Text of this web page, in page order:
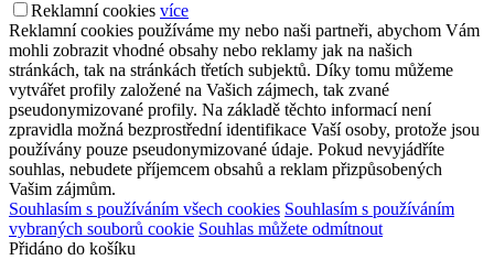
Reklamní cookies více
Reklamní cookies používáme my nebo naši partneři, abychom Vám
mohli zobrazit vhodné obsahy nebo reklamy jak na našich
stránkách, tak na stránkách třetích subjektů. Díky tomu můžeme
vytvářet profily založené na Vašich zájmech, tak zvané
pseudonymizované profily. Na základě těchto informací není
zpravidla možná bezprostřední identifikace Vaší osoby, protože jsou
používány pouze pseudonymizované údaje. Pokud nevyjádříte
souhlas, nebudete příjemcem obsahů a reklam přizpůsobených
Vašim zájmům.
Souhlasím s používáním všech cookies Souhlasím s používáním
vybraných souborů cookie Souhlas můžete odmítnout
Přidáno do košíku